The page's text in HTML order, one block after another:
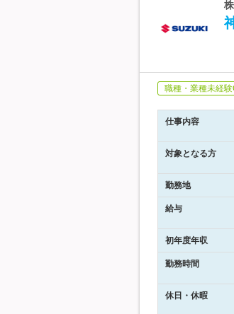
職種・業種未経験
仕事内容
対象となる方
勤務地
給与
初年度年収
勤務時間
休日・休暇